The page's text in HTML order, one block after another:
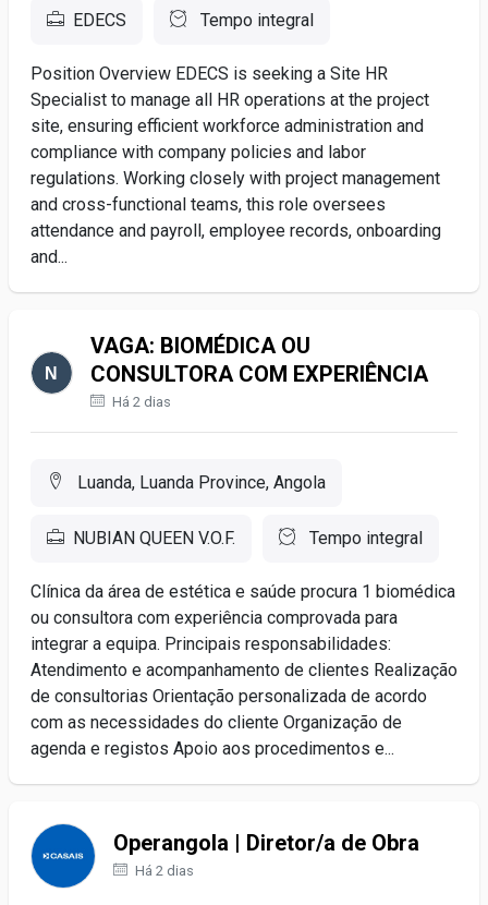
EDECS Tempo integral
Position Overview EDECS is seeking a Site HR
Specialist to manage all HR operations at the project
site, ensuring efficient workforce administration and
compliance with company policies and labor
regulations. Working closely with project management
and cross-functional teams, this role oversees
attendance and payroll, employee records, onboarding
and...
VAGA: BIOMÉDICA OU
CONSULTORA COM EXPERIÊNCIA
Há 2 dias
Luanda, Luanda Province, Angola
NUBIAN QUEEN V.O.F. Tempo integral
Clínica da área de estética e saúde procura 1 biomédica
ou consultora com experiência comprovada para
integrar a equipa. Principais responsabilidades:
Atendimento e acompanhamento de clientes Realização
de consultorias Orientação personalizada de acordo
com as necessidades do cliente Organização de
agenda e registos Apoio aos procedimentos e...
Operangola | Diretor/a de Obra
Há 2 dias